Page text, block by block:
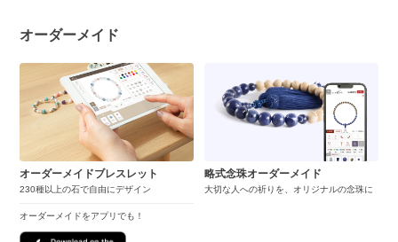
オーダーメイド
オーダーメイドブレスレット
230種以上の石で自由にデザイン
オーダーメイドをアプリでも！
略式念珠オーダーメイド
大切な人への祈りを、オリジナルの念珠に